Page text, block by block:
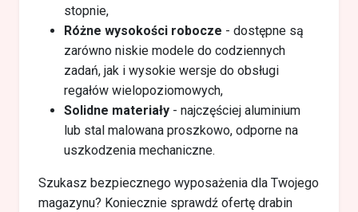
stopnie,
Różne wysokości robocze - dostępne są
zarówno niskie modele do codziennych
zadań, jak i wysokie wersje do obsługi
regałów wielopoziomowych,
Solidne materiały - najczęściej aluminium
lub stal malowana proszkowo, odporne na
uszkodzenia mechaniczne.
Szukasz bezpiecznego wyposażenia dla Twojego
magazynu? Koniecznie sprawdź ofertę drabin